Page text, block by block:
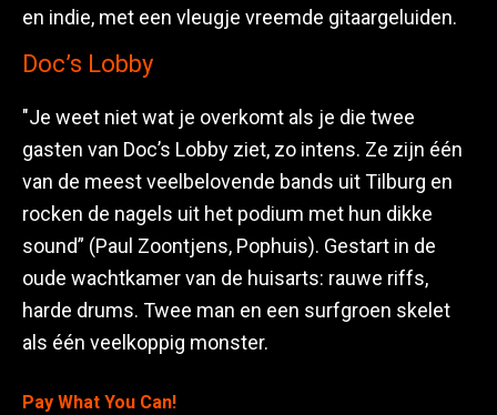
en indie, met een vleugje vreemde gitaargeluiden.
Doc’s Lobby
"Je weet niet wat je overkomt als je die twee
gasten van Doc’s Lobby ziet, zo intens. Ze zijn één
van de meest veelbelovende bands uit Tilburg en
rocken de nagels uit het podium met hun dikke
sound” (Paul Zoontjens, Pophuis). Gestart in de
oude wachtkamer van de huisarts: rauwe riffs,
harde drums. Twee man en een surfgroen skelet
als één veelkoppig monster.
Pay What You Can!